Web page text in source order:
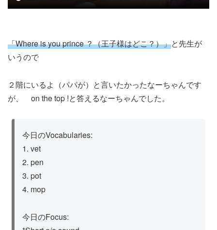
「Where is you prince ？（王子様はどこ？）」と先生が
いうので
２階にいるよ（パパが）と言いたかったなーちゃんです
が、 on the top !と答えるなーちゃんでした。
今日のVocabularies:
1. vet
2. pen
3. pot
4. mop
今日のFocus: